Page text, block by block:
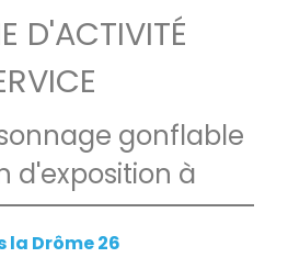
D'ACTIVITÉ
gonflable
d'exposition à
la Drôme 26